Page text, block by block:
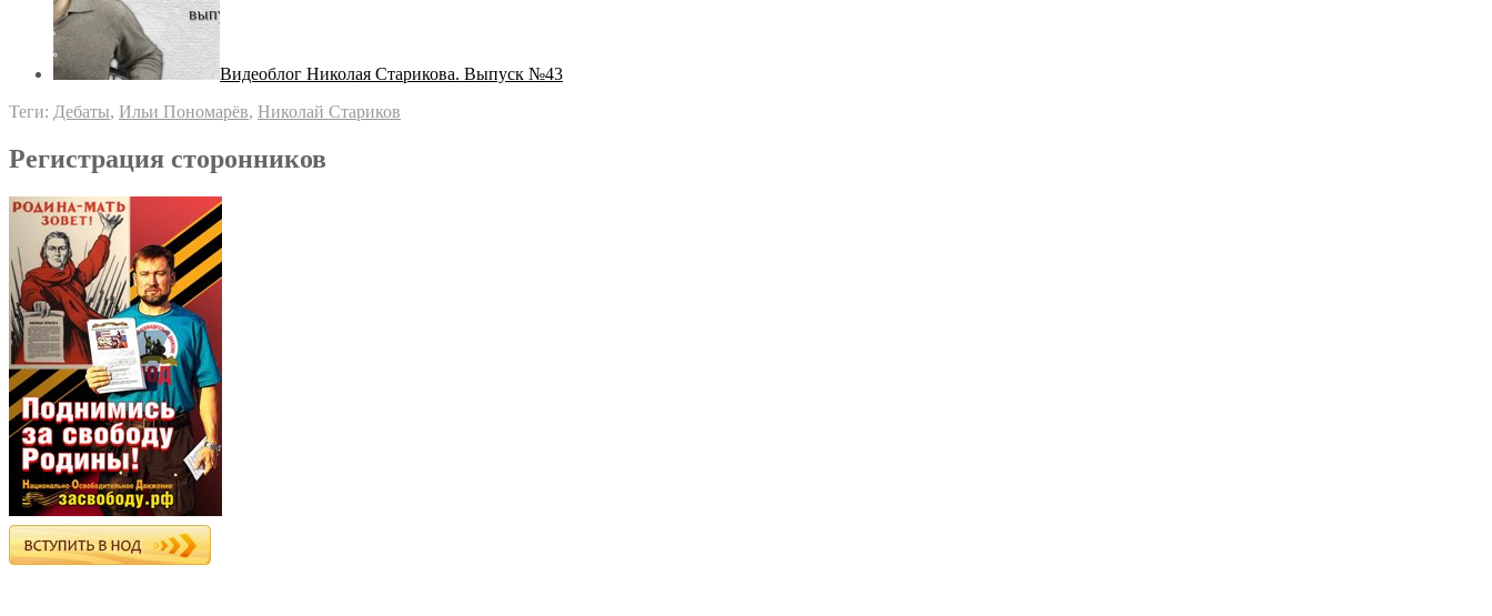
Видеоблог Николая Старикова. Выпуск №43
Теги: Дебаты, Ильи Пономарёв, Николай Стариков
Регистрация сторонников